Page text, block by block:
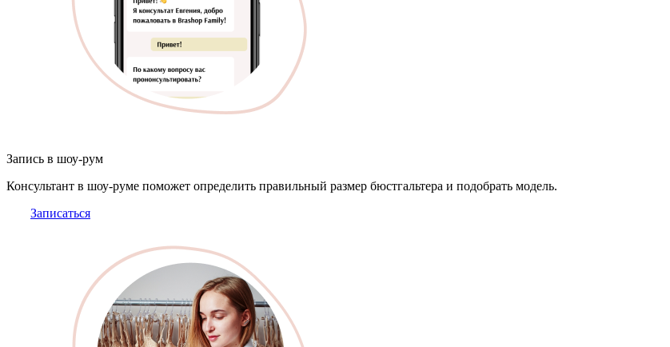
Запись в шоу-рум
Консультант в шоу-руме поможет определить правильный размер бюстгальтера и подобрать модель.
Записаться